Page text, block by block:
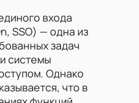
входа
SSO) — одна из
задач
системы
Однако
что в